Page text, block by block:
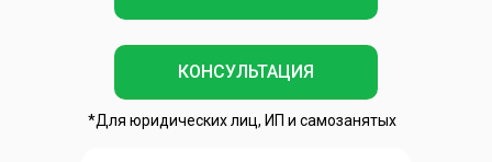
КОНСУЛЬТАЦИЯ
*Для юридических лиц, ИП и самозанятых